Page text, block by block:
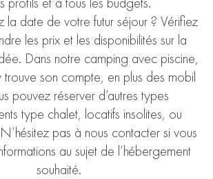
la date de votre futur séjour ? Vérifiez
les prix et les disponibilités sur la
Dans notre camping avec piscine,
son compte, en plus des mobil
pouvez réserver d’autres types
type chalet, locatifs insolites, ou
pas à nous contacter si vous
au sujet de l’hébergement
souhaité.